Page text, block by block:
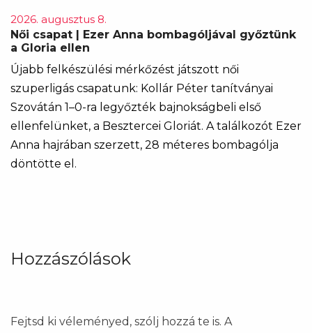
2026. augusztus 8.
Női csapat | Ezer Anna bombagóljával győztünk
a Gloria ellen
Újabb felkészülési mérkőzést játszott női
szuperligás csapatunk: Kollár Péter tanítványai
Szovátán 1–0-ra legyőzték bajnokságbeli első
ellenfelünket, a Besztercei Gloriát. A találkozót Ezer
Anna hajrában szerzett, 28 méteres bombagólja
döntötte el.
Hozzászólások
Fejtsd ki véleményed, szólj hozzá te is. A